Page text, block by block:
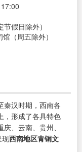
假日除外）
（周五除外）
秦汉时期，西南各
，形成了各具特色
、云南、贵州、
现西南地区青铜文